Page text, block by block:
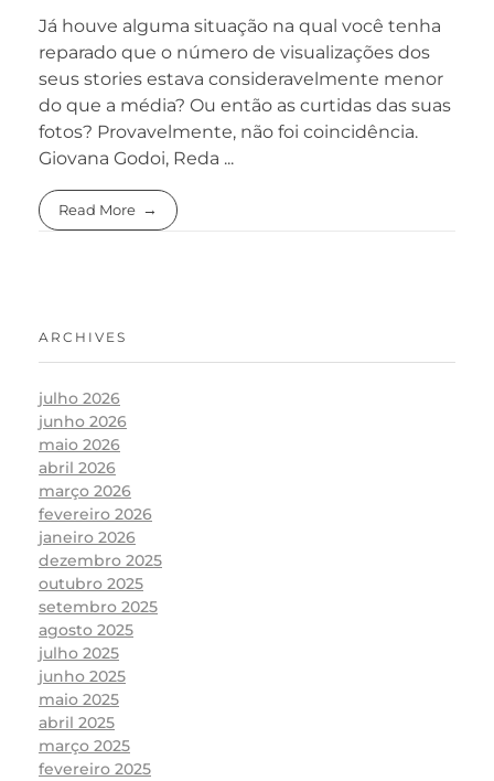
Já houve alguma situação na qual você tenha
reparado que o número de visualizações dos
seus stories estava consideravelmente menor
do que a média? Ou então as curtidas das suas
fotos? Provavelmente, não foi coincidência.
Giovana Godoi, Reda ...
Read More
ARCHIVES
julho 2026
junho 2026
maio 2026
abril 2026
março 2026
fevereiro 2026
janeiro 2026
dezembro 2025
outubro 2025
setembro 2025
agosto 2025
julho 2025
junho 2025
maio 2025
abril 2025
março 2025
fevereiro 2025